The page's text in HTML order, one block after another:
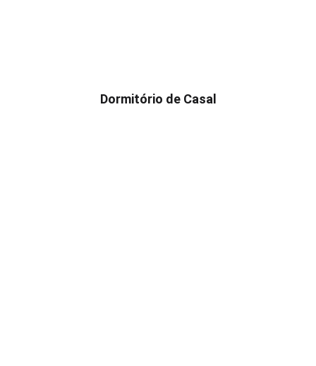
Dormitório de Casal